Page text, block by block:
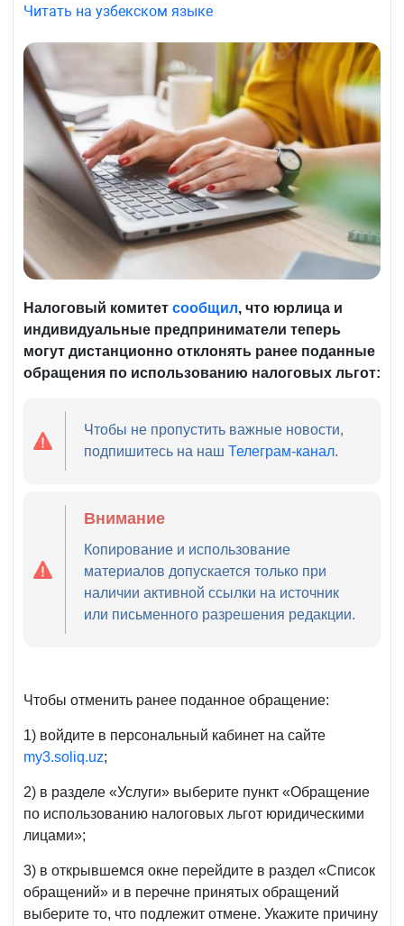
Читать на узбекском языке
Налоговый комитет сообщил, что юрлица и
индивидуальные предприниматели теперь
могут дистанционно отклонять ранее поданные
обращения по использованию налоговых льгот:
Чтобы не пропустить важные новости,
подпишитесь на нашТелеграм-канал.
Внимание
Копирование и использование
материалов допускается только при
наличии активной ссылки на источник
или письменного разрешения редакции.
Чтобы отменить ранее поданное обращение:
1) войдите в персональный кабинет на сайте
my3.soliq.uz;
2) в разделе «Услуги» выберите пункт «Обращение
по использованию налоговых льгот юридическими
лицами»;
3) в открывшемся окне перейдите в раздел «Список
обращений» и в перечне принятых обращений
выберите то, что подлежит отмене. Укажите причину